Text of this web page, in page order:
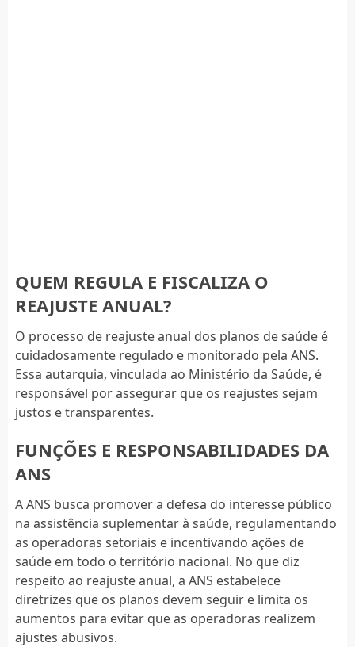
QUEM REGULA E FISCALIZA O
REAJUSTE ANUAL?
O processo de reajuste anual dos planos de saúde é
cuidadosamente regulado e monitorado pela ANS.
Essa autarquia, vinculada ao Ministério da Saúde, é
responsável por assegurar que os reajustes sejam
justos e transparentes.
FUNÇÕES E RESPONSABILIDADES DA
ANS
A ANS busca promover a defesa do interesse público
na assistência suplementar à saúde, regulamentando
as operadoras setoriais e incentivando ações de
saúde em todo o território nacional. No que diz
respeito ao reajuste anual, a ANS estabelece
diretrizes que os planos devem seguir e limita os
aumentos para evitar que as operadoras realizem
ajustes abusivos.